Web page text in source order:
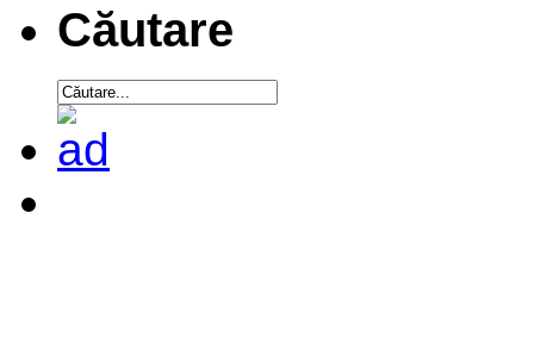
Căutare